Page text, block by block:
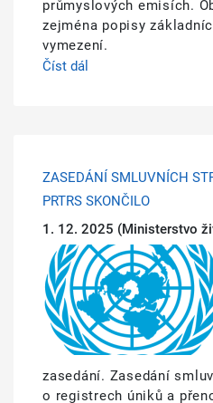
průmyslových emisích.
zejména popisy
vymezení.
Číst dál
ZASEDÁNÍ SMLUVNÍCH
PRTRS SKONČILO
1. 12. 2025 (Ministerstvo
Obrázek
zasedání. Zasedání
o registrech úniků a